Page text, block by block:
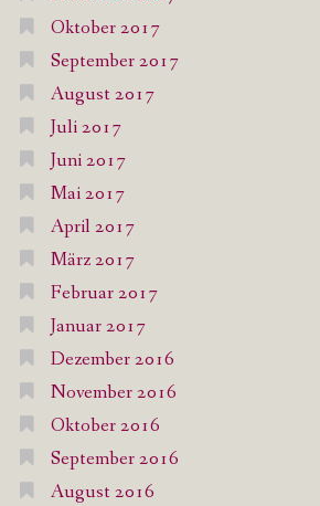
Oktober 2017
September 2017
August 2017
Juli 2017
Juni 2017
Mai 2017
April 2017
März 2017
Februar 2017
Januar 2017
Dezember 2016
November 2016
Oktober 2016
September 2016
August 2016